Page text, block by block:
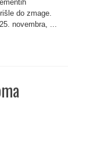
do zmage.
novembra, ...